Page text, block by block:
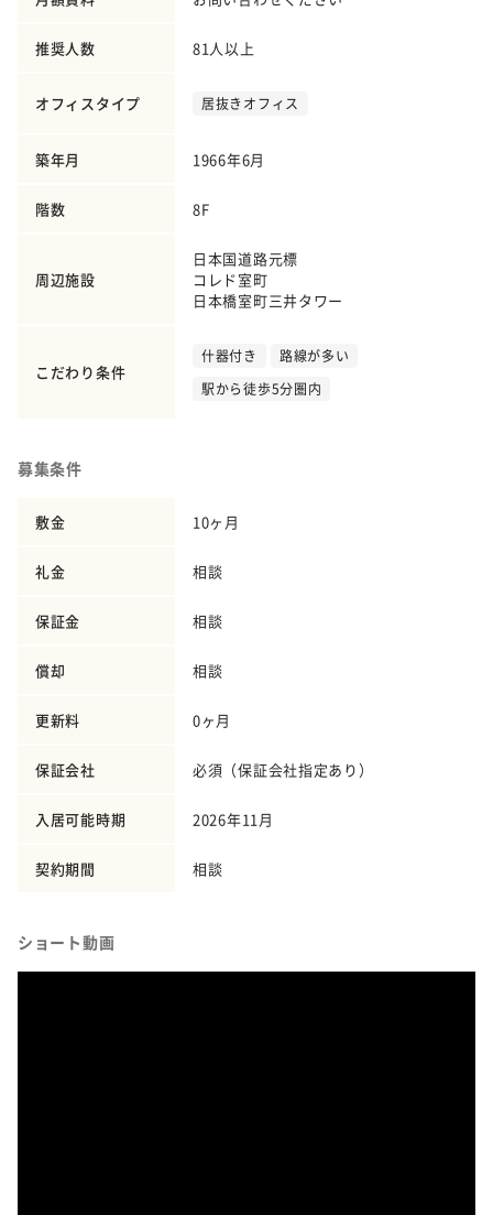
推奨人数 81人以上
オフィスタイプ 居抜きオフィス
築年月 1966年6月
階数 8F
周辺施設
日本国道路元標
コレド室町
日本橋室町三井タワー
こだわり条件
什器付き
路線が多い
駅から徒歩5分圏内
募集条件
敷金 10ヶ月
礼金 相談
保証金 相談
償却 相談
更新料 0ヶ月
保証会社 必須（保証会社指定あり）
入居可能時期 2026年11月
契約期間 相談
ショート動画